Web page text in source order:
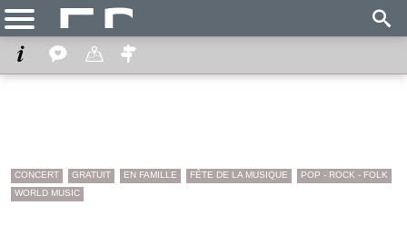
CONCERT GRATUIT EN FAMILLE FÊTE DE LA MUSIQUE
POP - ROCK - FOLK
WORLD MUSIC